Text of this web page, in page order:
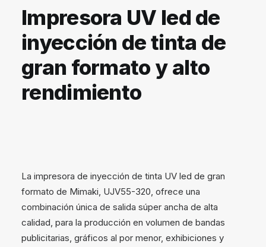
Impresora UV led de
inyección de tinta de
gran formato y alto
rendimiento
La impresora de inyección de tinta UV led de gran
formato de Mimaki, UJV55-320, ofrece una
combinación única de salida súper ancha de alta
calidad, para la producción en volumen de bandas
publicitarias, gráficos al por menor, exhibiciones y